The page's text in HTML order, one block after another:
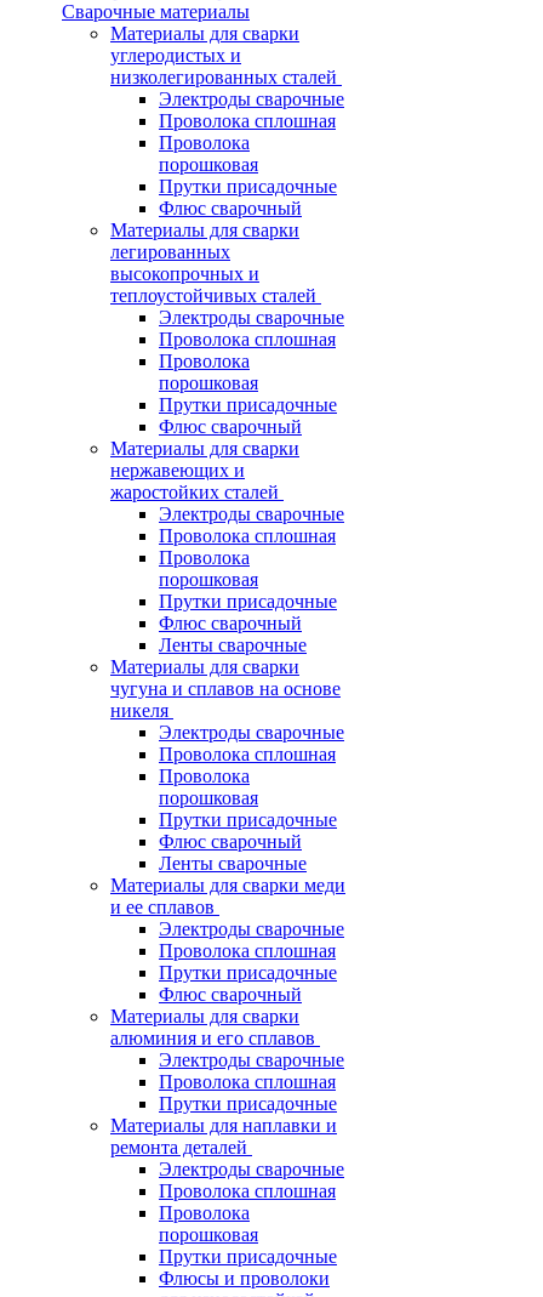
Сварочные материалы
Материалы для сварки
углеродистых и
низколегированных сталей
Электроды сварочные
Проволока сплошная
Проволока
порошковая
Прутки присадочные
Флюс сварочный
Материалы для сварки
легированных
высокопрочных и
теплоустойчивых сталей
Электроды сварочные
Проволока сплошная
Проволока
порошковая
Прутки присадочные
Флюс сварочный
Материалы для сварки
нержавеющих и
жаростойких сталей
Электроды сварочные
Проволока сплошная
Проволока
порошковая
Прутки присадочные
Флюс сварочный
Ленты сварочные
Материалы для сварки
чугуна и сплавов на основе
никеля
Электроды сварочные
Проволока сплошная
Проволока
порошковая
Прутки присадочные
Флюс сварочный
Ленты сварочные
Материалы для сварки меди
и ее сплавов
Электроды сварочные
Проволока сплошная
Прутки присадочные
Флюс сварочный
Материалы для сварки
алюминия и его сплавов
Электроды сварочные
Проволока сплошная
Прутки присадочные
Материалы для наплавки и
ремонта деталей
Электроды сварочные
Проволока сплошная
Проволока
порошковая
Прутки присадочные
Флюсы и проволоки